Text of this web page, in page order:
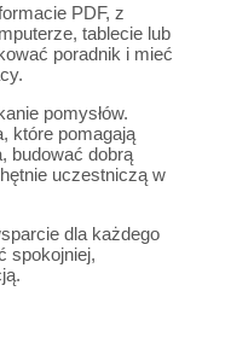
PDF, z
tablecie lub
poradnik i mieć
pomysłów.
które pomagają
budować dobrą
uczestniczą w
dla każdego
spokojniej,